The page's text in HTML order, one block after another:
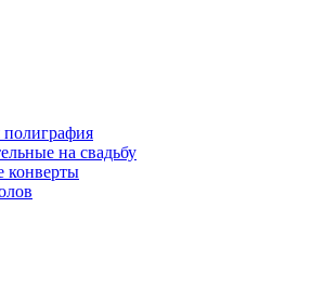
полиграфия
на свадьбу
конверты